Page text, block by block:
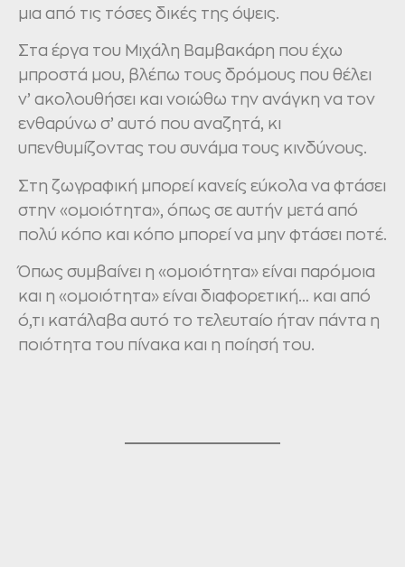
μια από τις τόσες δικές της όψεις.
Στα έργα του Μιχάλη Βαμβακάρη που έχω
μπροστά μου, βλέπω τους δρόμους που θέλει
ν’ ακολουθήσει και νοιώθω την ανάγκη να τον
ενθαρύνω σ’ αυτό που αναζητά, κι
υπενθυμίζοντας του συνάμα τους κινδύνους.
Στη ζωγραφική μπορεί κανείς εύκολα να φτάσει
στην «ομοιότητα», όπως σε αυτήν μετά από
πολύ κόπο και κόπο μπορεί να μην φτάσει ποτέ.
Όπως συμβαίνει η «ομοιότητα» είναι παρόμοια
και η «ομοιότητα» είναι διαφορετική… και από
ό,τι κατάλαβα αυτό το τελευταίο ήταν πάντα η
ποιότητα του πίνακα και η ποίησή του.